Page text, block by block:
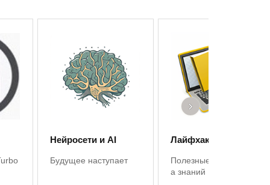
Нейросети и AI
Будущее наступает
Лайфхаки 1С
Полезные советы, баз
а знаний
›